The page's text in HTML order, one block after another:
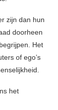
zijn dan hun
doorheen
Het
of ego’s
het